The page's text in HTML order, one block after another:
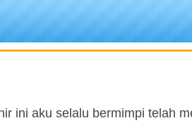
ini aku selalu bermimpi telah